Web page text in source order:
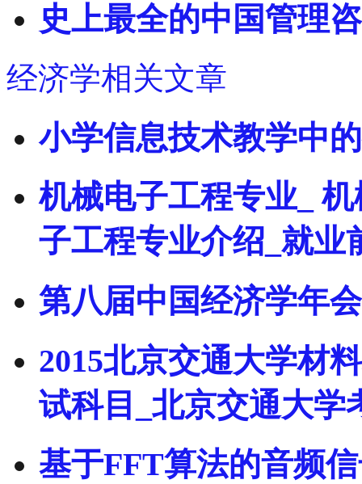
史上最全的中国管理
经济学相关文章
小学信息技术教学中
机械电子工程专业_
子工程专业介绍_就业
第八届中国经济学年
2015北京交通大学材
试科目_北京交通大学
基于FFT算法的音频